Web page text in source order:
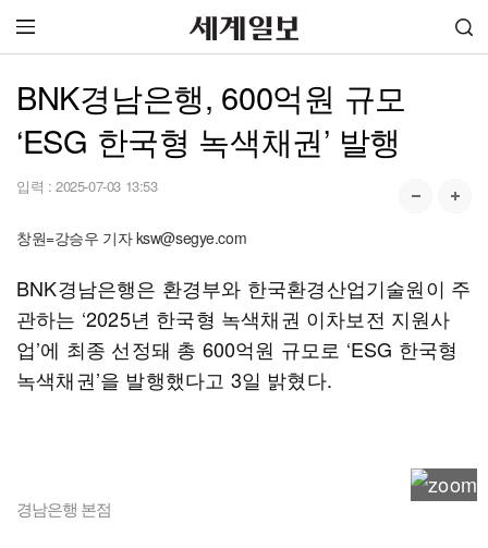
BNK경남은행, 600억원 규모
‘ESG 한국형 녹색채권’ 발행
입력 : 2025-07-03 13:53
창원=강승우 기자 ksw@segye.com
BNK경남은행은 환경부와 한국환경산업기술원이 주
관하는 ‘2025년 한국형 녹색채권 이차보전 지원사
업’에 최종 선정돼 총 600억원 규모로 ‘ESG 한국형
녹색채권’을 발행했다고 3일 밝혔다.
경남은행 본점